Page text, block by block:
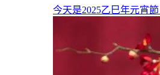
今天是2025乙巳年元宵